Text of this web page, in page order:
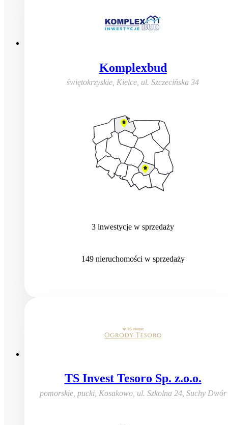
Komplexbud
świętokrzyskie, Kielce, ul. Szczecińska 34
3 inwestycje w sprzedaży
149 nieruchomości w sprzedaży
TS Invest Tesoro Sp. z.o.o.
pomorskie, pucki, Kosakowo, ul. Szkolna 24, Suchy Dwór